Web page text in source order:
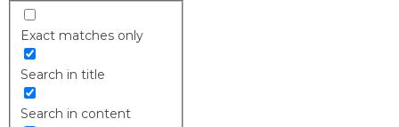
Exact matches only
Search in title
Search in content